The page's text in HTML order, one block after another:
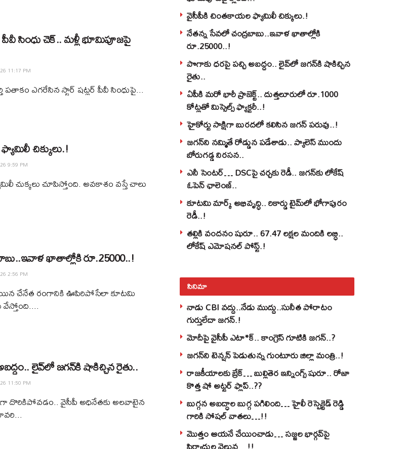
సింధు చెక్.. మళ్లీ భూమిపూజపై
11:17 PM
పతాకం ఎగరేసిన స్టార్ షట్లర్ పీవీ సింధుపై...
చిక్కులు.!
9:59 PM
చుక్కలు చూపిస్తోంది. అవకాశం వస్తే చాలు
ఖాతాల్లోకి రూ.25000..!
2:56 PM
చేనేత రంగానికి ఊపిరిపోసేలా కూటమి
వేస్తోంది....
లైవ్‌లో జగన్‌కి షాకిచ్చిన రైతు..
11:50 PM
దొరికిపోవడం.. వైసీపీ అధినేతకు అలవాటైన
వైసీపీకి చింతకాయల ఫ్యామిలీ చిక్కులు.!
నేతన్న సేవలో చంద్రబాబు..ఇవాళ ఖాతాల్లోకి
రూ.25000..!
పొగాకు ధరపై పచ్చి అబద్దం.. లైవ్‌లో జగన్‌కి షాకిచ్చిన
రైతు..
ఏపీకి మరో భారీ ప్రాజెక్ట్.. దుత్తలూరులో రూ.1000
కోట్లతో మిస్సైల్స్ ఫ్యాక్టరీ..!
హైకోర్టు సాక్షిగా బురదలో కలిసిన జగన్ పరువు..!
జగన్‌ని నమ్మితే రోడ్డున పడేశాడు.. ప్యాలెస్‌ ముందు
బోరుగడ్డ నిరసన..
ఎనీ సెంటర్‌… DSCపై చర్చకు రెడీ.. జగన్‌కు లోకేష్‌
ఓపెన్ ఛాలెంజ్..
కూటమి మార్క్ అభివృద్ధి.. రికార్డు టైమ్‌లో భోగాపురం
రెడీ..!
తల్లికి వందనం షురూ.. 67.47 లక్షల మందికి లబ్ధి..
లోకేష్‌ ఎమోషనల్ పోస్ట్‌.!
సినిమా
నాడు CBI వద్దు..నేడు ముద్దు..సునీత పోరాటం
గుర్తులేదా జగన్.!
మోదీపై వైసీపీ ఎటా*క్.. కాంగ్రెస్ గూటికి జగన్..?
జగన్‌ని టెన్షన్‌ పెడుతున్న గుంటూరు జిల్లా మంత్రి..!
రాజకీయాలకు బ్రేక్… బుల్లితెర ఇన్నింగ్స్ షురూ.. రోజా
కొత్త షో అట్టర్ ఫ్లాప్..??
బుగ్గన అబద్ధాల బుగ్గ పగిలింది… హైలీ రెస్పెక్టెడ్‌ రెడ్డి
గారికి సోషల్‌ వాతలు…!!
మొత్తం ఆయనే చేయించాడు… సజ్జల భార్గవ్‌పై